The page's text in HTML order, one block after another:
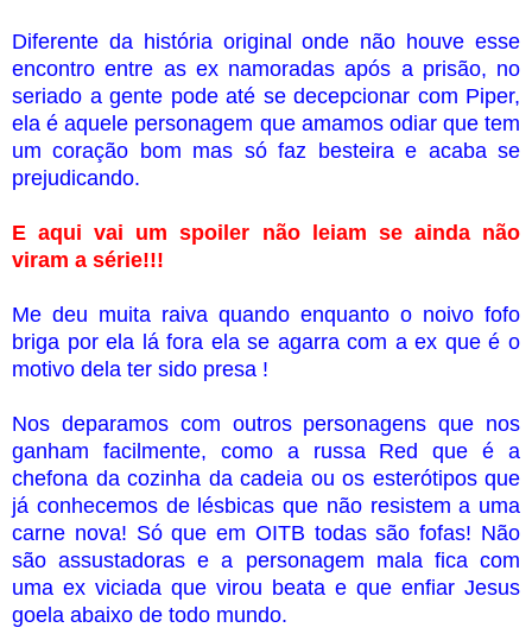
Diferente da história original onde não houve esse
encontro entre as ex namoradas após a prisão, no
seriado a gente pode até se decepcionar com Piper,
ela é aquele personagem que amamos odiar que tem
um coração bom mas só faz besteira e acaba se
prejudicando.
E aqui vai um spoiler não leiam se ainda não
viram a série!!!
Me deu muita raiva quando enquanto o noivo fofo
briga por ela lá fora ela se agarra com a ex que é o
motivo dela ter sido presa !
Nos deparamos com outros personagens que nos
ganham facilmente, como a russa Red que é a
chefona da cozinha da cadeia ou os esterótipos que
já conhecemos de lésbicas que não resistem a uma
carne nova! Só que em OITB todas são fofas! Não
são assustadoras e a personagem mala fica com
uma ex viciada que virou beata e que enfiar Jesus
goela abaixo de todo mundo.